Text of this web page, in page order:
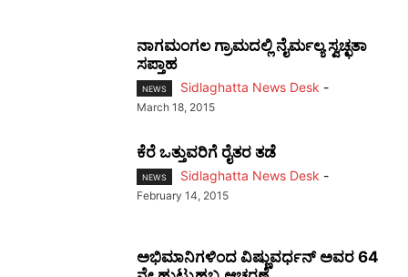
ನಾಗಮಂಗಲ ಗ್ರಾಮದಲ್ಲಿ ನೈರ್ಮಲ್ಯ ಸ್ವಚ್ಛತಾ
ಸಪ್ತಾಹ
NEWS Sidlaghatta News Desk -
March 18, 2015
ಕೆರೆ ಒತ್ತುವರಿಗೆ ರೈತರ ತಡೆ
NEWS Sidlaghatta News Desk -
February 14, 2015
ಅಭಿಮಾನಿಗಳಿಂದ ವಿಷ್ಣುವರ್ಧನ್‌ ಅವರ 64